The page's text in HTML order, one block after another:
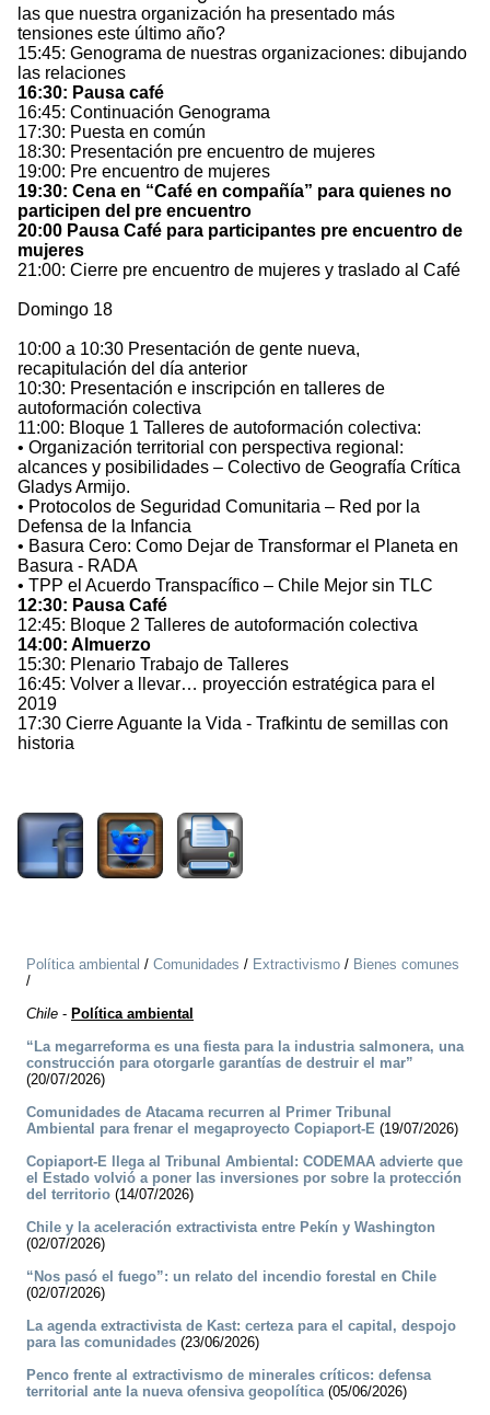
las que nuestra organización ha presentado más
tensiones este último año?
15:45: Genograma de nuestras organizaciones: dibujando
las relaciones
16:30: Pausa café
16:45: Continuación Genograma
17:30: Puesta en común
18:30: Presentación pre encuentro de mujeres
19:00: Pre encuentro de mujeres
19:30: Cena en “Café en compañía” para quienes no
participen del pre encuentro
20:00 Pausa Café para participantes pre encuentro de
mujeres
21:00: Cierre pre encuentro de mujeres y traslado al Café
Domingo 18
10:00 a 10:30 Presentación de gente nueva,
recapitulación del día anterior
10:30: Presentación e inscripción en talleres de
autoformación colectiva
11:00: Bloque 1 Talleres de autoformación colectiva:
• Organización territorial con perspectiva regional:
alcances y posibilidades – Colectivo de Geografía Crítica
Gladys Armijo.
• Protocolos de Seguridad Comunitaria – Red por la
Defensa de la Infancia
• Basura Cero: Como Dejar de Transformar el Planeta en
Basura - RADA
• TPP el Acuerdo Transpacífico – Chile Mejor sin TLC
12:30: Pausa Café
12:45: Bloque 2 Talleres de autoformación colectiva
14:00: Almuerzo
15:30: Plenario Trabajo de Talleres
16:45: Volver a llevar… proyección estratégica para el
2019
17:30 Cierre Aguante la Vida - Trafkintu de semillas con
historia
Política ambiental / Comunidades / Extractivismo / Bienes comunes
/
Chile - Política ambiental
“La megarreforma es una fiesta para la industria salmonera, una
construcción para otorgarle garantías de destruir el mar”
(20/07/2026)
Comunidades de Atacama recurren al Primer Tribunal
Ambiental para frenar el megaproyecto Copiaport-E (19/07/2026)
Copiaport-E llega al Tribunal Ambiental: CODEMAA advierte que
el Estado volvió a poner las inversiones por sobre la protección
del territorio (14/07/2026)
Chile y la aceleración extractivista entre Pekín y Washington
(02/07/2026)
“Nos pasó el fuego”: un relato del incendio forestal en Chile
(02/07/2026)
La agenda extractivista de Kast: certeza para el capital, despojo
para las comunidades (23/06/2026)
Penco frente al extractivismo de minerales críticos: defensa
territorial ante la nueva ofensiva geopolítica(05/06/2026)